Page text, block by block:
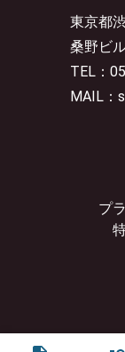
東京都
桑野ビ
TEL：
MAIL：
プ